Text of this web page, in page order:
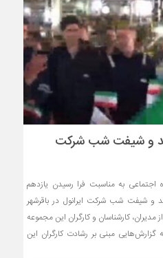
و شیفت شب شرکت
اجتماعی به مناسبت فرا رسیدن یازدهم
و شیفت شب شرکت ایرانول در باقرشهر
مدیران، کارشناسان و کارگران این مجموعه
مبنی بر رشادت کارگران این